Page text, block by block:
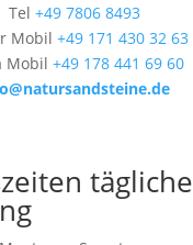
Tel +49 7806 8493
Mobil+49 171 430 32 63
Mobil+49 178 441 69 60
tägliche